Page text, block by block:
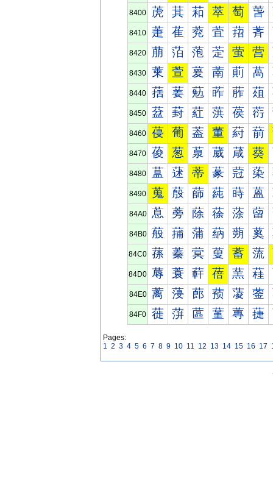
8400 萀 萁 萂 萃 萄 萅
8410 萐 萑 萒 萓 萔 萕
8420 萠 萡 萢 萣 萤 营
8430 萰 萱 萲 萳 萴 萵
8440 葀 葁 葂 葃 葄 葅
8450 葐 葑 葒 葓 葔 葕
8460 葠 葡 葢 董 葤 葥
8470 葰 葱 葲 葳 葴 葵
8480 蒀 蒁 蒂 蒃 蒄 蒅
8490 蒐 蒑 蒒 蒓 蒔 蒕
84A0 蒠 蒡 蒢 蒣 蒤 蒥
84B0 蒰 蒱 蒲 蒳 蒴 蒵
84C0 蓀 蓁 蓂 蓃 蓄 蓅
84D0 蓐 蓑 蓒 蓓 蓔 蓕
84E0 蓠 蓡 蓢 蓣 蓤 蓥
84F0 蓰 蓱 蓲 蓳 蓴 蓵
Pages:
1 2 3 4 5 6 7 8 9 10 11 12 13 14 15 16 17